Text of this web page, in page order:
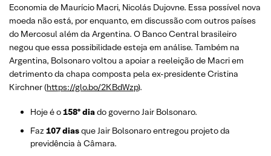
Economia de Maurício Macri, Nicolás Dujovne. Essa possível nova
moeda não está, por enquanto, em discussão com outros países
do Mercosul além da Argentina. O Banco Central brasileiro
negou que essa possibilidade esteja em análise. Também na
Argentina, Bolsonaro voltou a apoiar a reeleição de Macri em
detrimento da chapa composta pela ex-presidente Cristina
Kirchner (https://glo.bo/2KBdWzp).
Hoje é o158º diado governo Jair Bolsonaro.
Faz 107 diasque Jair Bolsonaro entregou projeto da
previdência à Câmara.